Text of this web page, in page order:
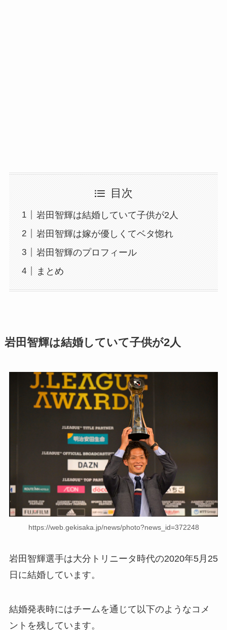
目次
岩田智輝は結婚していて子供が2人
岩田智輝は嫁が優しくてベタ惚れ
岩田智輝のプロフィール
まとめ
岩田智輝は結婚していて子供が2人
https://web.gekisaka.jp/news/photo?news_id=372248
岩田智輝選手は大分トリニータ時代の2020年5月25
日に結婚しています。
結婚発表時にはチームを通じて以下のようなコメ
ントを残しています。